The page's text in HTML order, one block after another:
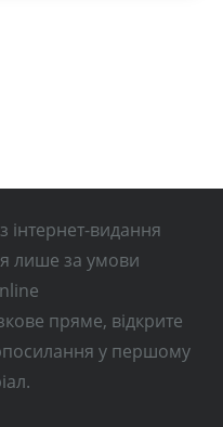
інтернет-видання
лише за умови
пряме, відкрите
у першому